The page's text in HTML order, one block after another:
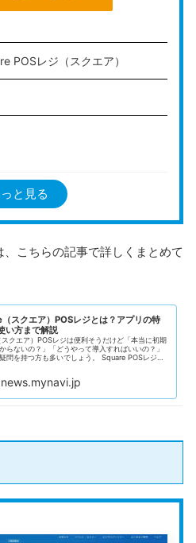
POSレジ（スクエア）
iPad・iPhone・iPod touch）
ジットカード（VISA・Mastercard
コード決済（PayPay・楽天ペイなど
機能
管理
税率対応
と見る
こちらの記事で詳しくまとめて
スクエア）POSレジとは？アプリの特
い方まで解説
クエア）POSレジは便利そうだけど「本当に初期
らないの？」「どうやって導入すればいいの？」
問を持つ方も多いでしょう。 Square POSレジ
のうちに完了するため、すぐに運用を開始できま
も簡単に扱える設計になっているため、スムーズ